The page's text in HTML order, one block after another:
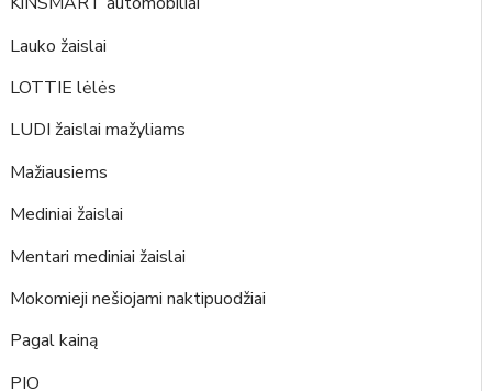
Lauko žaislai
LOTTIE lėlės
LUDI žaislai mažyliams
Mažiausiems
Mediniai žaislai
Mentari mediniai žaislai
Mokomieji nešiojami naktipuodžiai
Pagal kainą
PIO